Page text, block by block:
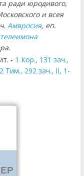
ради юродивого,
и всея
Амвросия, еп.
- 1 Кор., 131 зач.,
2 Тим., 292 зач., II, 1-